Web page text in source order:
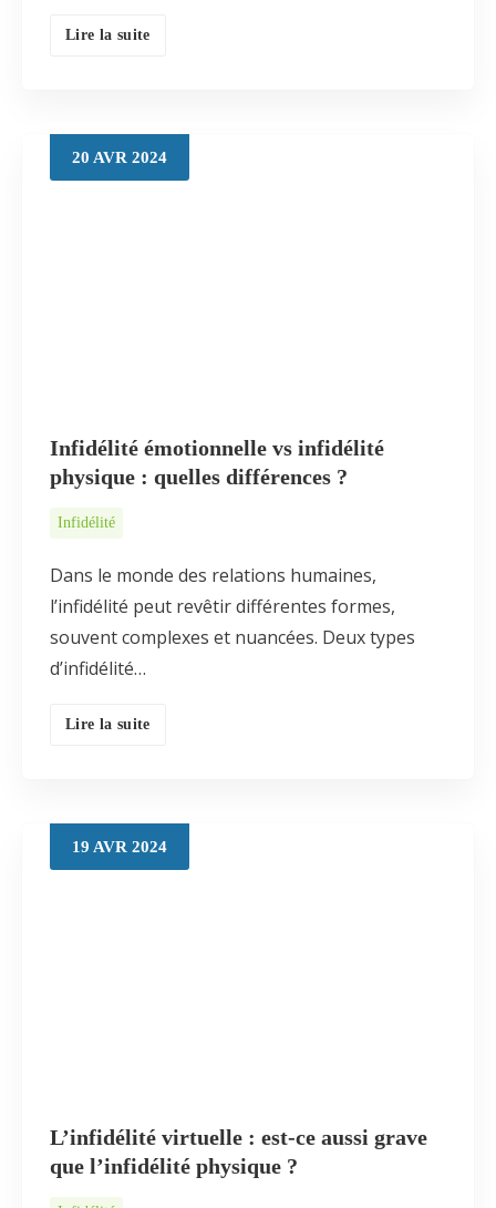
Lire la suite
20 AVR 2024
Infidélité émotionnelle vs infidélité
physique : quelles différences ?
Infidélité
Dans le monde des relations humaines,
l’infidélité peut revêtir différentes formes,
souvent complexes et nuancées. Deux types
d’infidélité…
Lire la suite
19 AVR 2024
L’infidélité virtuelle : est-ce aussi grave
que l’infidélité physique ?